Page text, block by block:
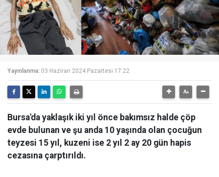
Yayınlanma: 03 Haziran 2024 Pazartesi 17:22
Bursa'da yaklaşık iki yıl önce bakımsız halde çöp
evde bulunan ve şu anda 10 yaşında olan çocuğun
teyzesi 15 yıl, kuzeni ise 2 yıl 2 ay 20 gün hapis
cezasına çarptırıldı.